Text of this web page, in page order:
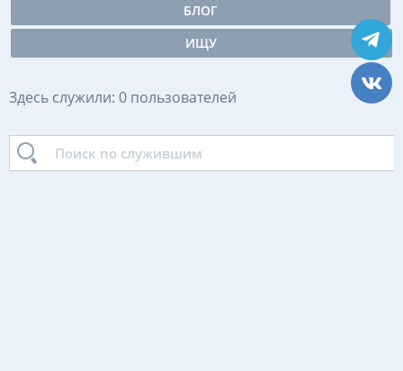
БЛОГ
ИЩУ
Здесь служили: 0 пользователей